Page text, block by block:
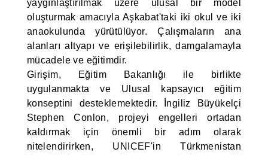
yaygınlaştırılmak üzere ulusal bir model
oluşturmak amacıyla Aşkabat'taki iki okul ve iki
anaokulunda yürütülüyor. Çalışmaların ana
alanları altyapı ve erişilebilirlik, damgalamayla
mücadele ve eğitimdir.
Girişim, Eğitim Bakanlığı ile birlikte
uygulanmakta ve Ulusal kapsayıcı eğitim
konseptini desteklemektedir. İngiliz Büyükelçi
Stephen Conlon, projeyi engelleri ortadan
kaldırmak için önemli bir adım olarak
nitelendirirken, UNICEF'in Türkmenistan